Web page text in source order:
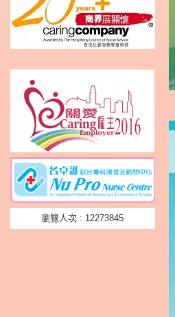
瀏覽人次 : 12273845